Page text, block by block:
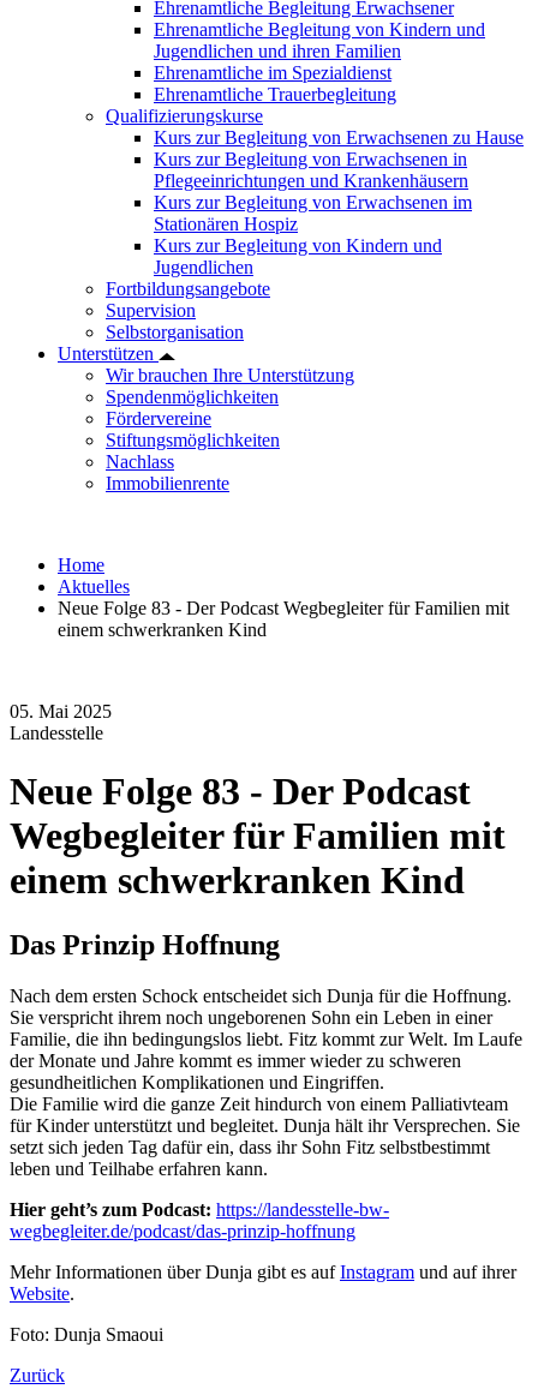
Ehrenamtliche Begleitung Erwachsener
Ehrenamtliche Begleitung von Kindern und
Jugendlichen und ihren Familien
Ehrenamtliche im Spezialdienst
Ehrenamtliche Trauerbegleitung
Qualifizierungskurse
Kurs zur Begleitung von Erwachsenen zu Hause
Kurs zur Begleitung von Erwachsenen in
Pflegeeinrichtungen und Krankenhäusern
Kurs zur Begleitung von Erwachsenen im
Stationären Hospiz
Kurs zur Begleitung von Kindern und
Jugendlichen
Fortbildungsangebote
Supervision
Selbstorganisation
Unterstützen
Wir brauchen Ihre Unterstützung
Spendenmöglichkeiten
Fördervereine
Stiftungsmöglichkeiten
Nachlass
Immobilienrente
Home
Aktuelles
Neue Folge 83 - Der Podcast Wegbegleiter für Familien mit
einem schwerkranken Kind
05. Mai 2025
Landesstelle
Neue Folge 83 - Der Podcast
Wegbegleiter für Familien mit
einem schwerkranken Kind
Das Prinzip Hoffnung
Nach dem ersten Schock entscheidet sich Dunja für die Hoffnung.
Sie verspricht ihrem noch ungeborenen Sohn ein Leben in einer
Familie, die ihn bedingungslos liebt. Fitz kommt zur Welt. Im Laufe
der Monate und Jahre kommt es immer wieder zu schweren
gesundheitlichen Komplikationen und Eingriffen.
Die Familie wird die ganze Zeit hindurch von einem Palliativteam
für Kinder unterstützt und begleitet. Dunja hält ihr Versprechen. Sie
setzt sich jeden Tag dafür ein, dass ihr Sohn Fitz selbstbestimmt
leben und Teilhabe erfahren kann.
Hier geht’s zum Podcast: https://landesstelle-bw-
wegbegleiter.de/podcast/das-prinzip-hoffnung
Mehr Informationen über Dunja gibt es aufInstagram und auf ihrer
Website.
Foto: Dunja Smaoui
Zurück